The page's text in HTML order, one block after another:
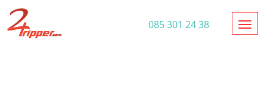
085 301 24 38